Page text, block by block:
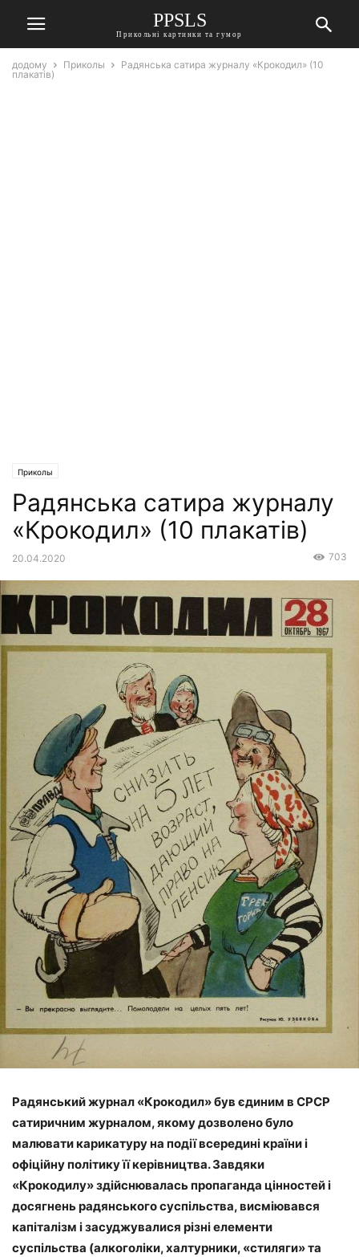
PPSLS
Прикольні картинки та гумор
додому Приколы
Радянська сатира журналу «Крокодил» (10
плакатів)
Приколы
Радянська сатира журналу
«Крокодил» (10 плакатів)
20.04.2020 703
Радянський журнал «Крокодил» був єдиним в СРСР
сатиричним журналом, якому дозволено було
малювати карикатуру на події всередині країни і
офіційну політику її керівництва. Завдяки
«Крокодилу» здійснювалась пропаганда цінностей і
досягнень радянського суспільства, висміювався
капіталізм і засуджувалися різні елементи
суспільства (алкоголіки, халтурники, «стиляги» та